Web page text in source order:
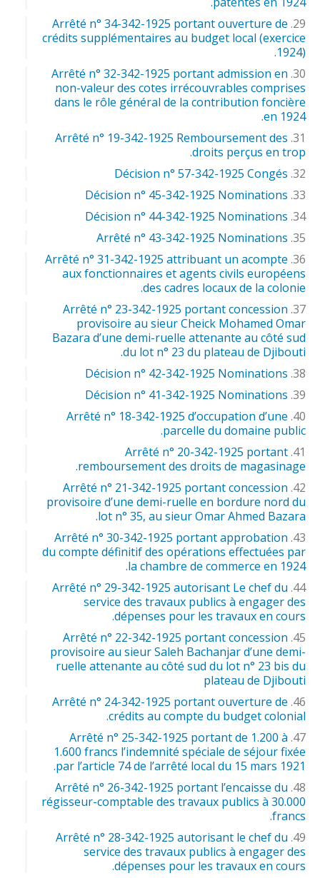
Arrêté n° 34-342-1925 portant ouverture de
crédits supplémentaires au budget local (exercice
1924).
Arrêté n° 32-342-1925 portant admission en
non-valeur des cotes irrécouvrables comprises
dans le rôle général de la contribution foncière
en 1924.
Arrêté n° 19-342-1925 Remboursement des
droits perçus en trop.
Décision n° 57-342-1925 Congés
Décision n° 45-342-1925 Nominations
Décision n° 44-342-1925 Nominations
Arrêté n° 43-342-1925 Nominations
Arrêté n° 31-342-1925 attribuant un acompte
aux fonctionnaires et agents civils européens
des cadres locaux de la colonie.
Arrêté n° 23-342-1925 portant concession
provisoire au sieur Cheick Mohamed Omar
Bazara d’une demi-ruelle attenante au côté sud
du lot n° 23 du plateau de Djibouti.
Décision n° 42-342-1925 Nominations
Décision n° 41-342-1925 Nominations
Arrêté n° 18-342-1925 d’occupation d’une
parcelle du domaine public.
Arrêté n° 20-342-1925 portant
remboursement des droits de magasinage.
Arrêté n° 21-342-1925 portant concession
provisoire d’une demi-ruelle en bordure nord du
lot n° 35, au sieur Omar Ahmed Bazara.
Arrêté n° 30-342-1925 portant approbation
du compte définitif des opérations effectuées par
la chambre de commerce en 1924.
Arrêté n° 29-342-1925 autorisant Le chef du
service des travaux publics à engager des
dépenses pour les travaux en cours.
Arrêté n° 22-342-1925 portant concession
provisoire au sieur Saleh Bachanjar d’une demi-
ruelle attenante au côté sud du lot n° 23 bis du
plateau de Djibouti
Arrêté n° 24-342-1925 portant ouverture de
crédits au compte du budget colonial.
Arrêté n° 25-342-1925 portant de 1.200 à
1.600 francs l’indemnité spéciale de séjour fixée
par l’article 74 de l’arrêté local du 15 mars 1921.
Arrêté n° 26-342-1925 portant l’encaisse du
régisseur-comptable des travaux publics à 30.000
francs.
Arrêté n° 28-342-1925 autorisant le chef du
service des travaux publics à engager des
dépenses pour les travaux en cours.